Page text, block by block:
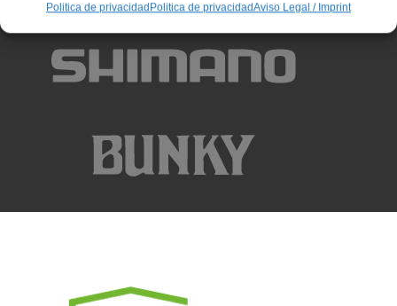
Politica de privacidadPolitica de privacidadAviso Legal / Imprint